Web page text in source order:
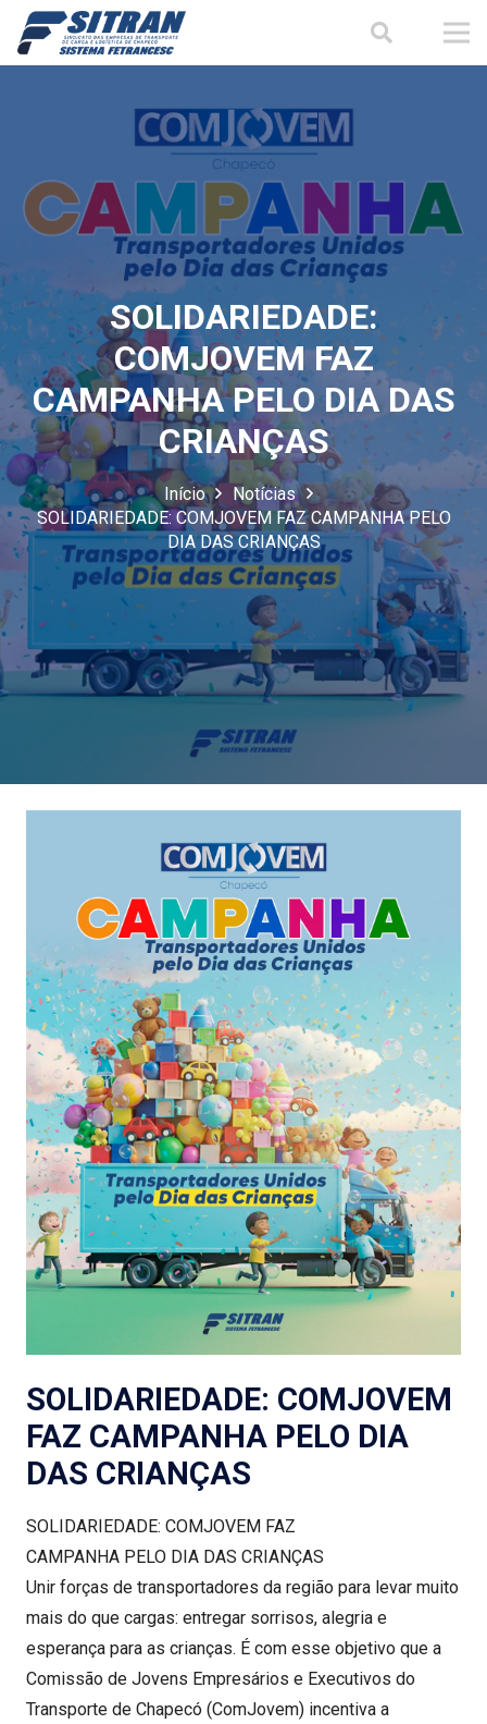
SOLIDARIEDADE:
COMJOVEM FAZ
CAMPANHA PELO DIA DAS
CRIANÇAS
Início
Notícias
SOLIDARIEDADE: COMJOVEM FAZ CAMPANHA PELO
DIA DAS CRIANÇAS
SOLIDARIEDADE: COMJOVEM
FAZ CAMPANHA PELO DIA
DAS CRIANÇAS
SOLIDARIEDADE: COMJOVEM FAZ
CAMPANHA PELO DIA DAS CRIANÇAS
Unir forças de transportadores da região para levar muito
mais do que cargas: entregar sorrisos, alegria e
esperança para as crianças. É com esse objetivo que a
Comissão de Jovens Empresários e Executivos do
Transporte de Chapecó (ComJovem) incentiva a